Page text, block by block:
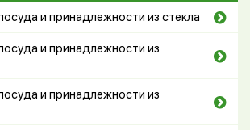
и принадлежности из стекла
и принадлежности из
и принадлежности из